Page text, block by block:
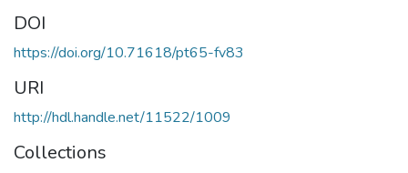
DOI
https://doi.org/10.71618/pt65-fv83
URI
http://hdl.handle.net/11522/1009
Collections